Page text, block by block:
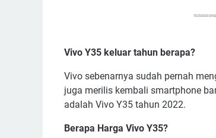
Vivo Y35 keluar tahun berapa?
Vivo sebenarnya sudah pernah
juga merilis kembali smartphone
adalah Vivo Y35 tahun 2022.
Berapa Harga Vivo Y35?